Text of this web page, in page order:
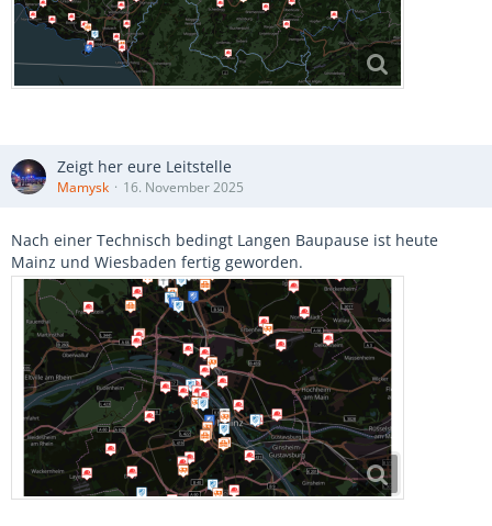
Zeigt her eure Leitstelle
Mamysk 16. November 2025
Nach einer Technisch bedingt Langen Baupause ist heute
Mainz und Wiesbaden fertig geworden.